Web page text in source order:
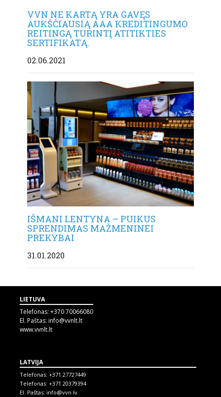
VVN NE KARTĄ YRA GAVĘS
AUKŠČIAUSIĄ AAA KREDITINGUMO
REITINGĄ TURINTĮ ATITIKTIES
SERTIFIKATĄ.
02.06.2021
IŠMANI LENTYNA – PUIKUS
SPRENDIMAS MAŽMENINEI
PREKYBAI
31.01.2020
LIETUVA
Telefonas: +370 70066080
El. Paštas: info@vvnlt.lt
www.vvnlt.lt
LATVIJA
Telefonas: +371 27727449
Telefonas: +371 20379394
El. Paštas: info@vvn.lv